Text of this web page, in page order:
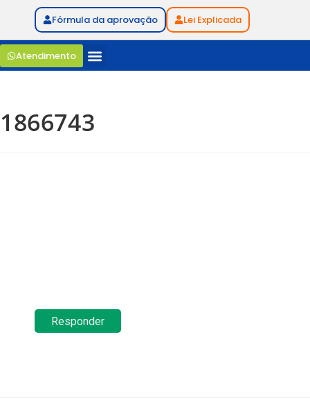
Fórmula da aprovação Lei Explicada
Atendimento
1866743
Responder